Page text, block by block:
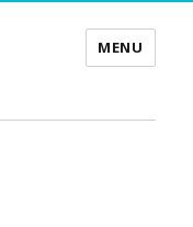
MENU